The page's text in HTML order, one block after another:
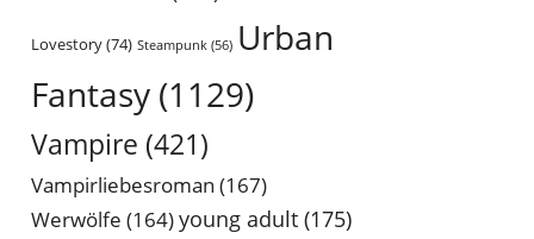
Lovestory(74) Steampunk (56) Urban
Fantasy (1129)
Vampire (421)
Vampirliebesroman (167)
Werwölfe (164)young adult (175)